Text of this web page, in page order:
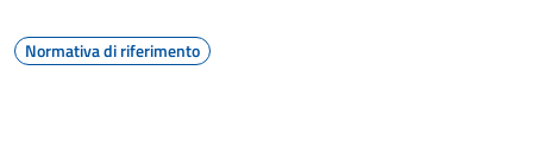
Normativa di riferimento